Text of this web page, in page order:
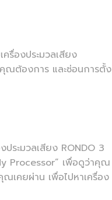
รื่องประมวลเสียง
ณต้องการ และซ่อนการตั้ง
ระมวลเสียง RONDO 3
Processor” เพื่อดูว่าคุณ
เคยผ่าน เพื่อไปหาเครื่อง